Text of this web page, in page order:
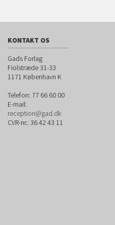
KONTAKT OS
Gads Forlag
Fiolstræde 31-33
1171 København K
Telefon: 77 66 60 00
E-mail:
reception@gad.dk
CVR-nr.: 36 42 43 11